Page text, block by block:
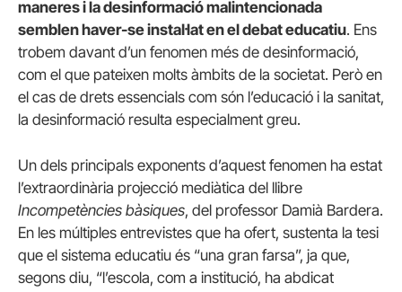
maneres i la desinformació malintencionada
semblen haver-se instal·lat en el debat educatiu. Ens
trobem davant d’un fenomen més de desinformació,
com el que pateixen molts àmbits de la societat. Però en
el cas de drets essencials com són l’educació i la sanitat,
la desinformació resulta especialment greu.
Un dels principals exponents d’aquest fenomen ha estat
l’extraordinària projecció mediàtica del llibre
Incompetències bàsiques, del professor Damià Bardera.
En les múltiples entrevistes que ha ofert, sustenta la tesi
que el sistema educatiu és “una gran farsa”, ja que,
segons diu, “l’escola, com a institució, ha abdicat